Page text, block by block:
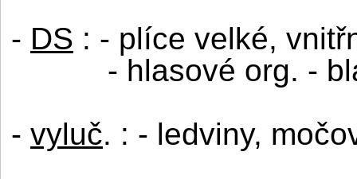
- DS : - plíce velké,
- hlasové org. -
- vyluč. : - ledviny,